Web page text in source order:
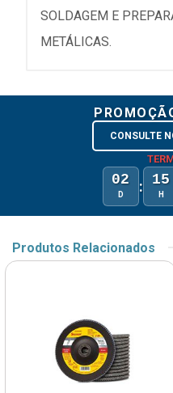
SOLDAGEM E
METÁLICAS.
CONSULTE
02
D : 15
H
Produtos Relacionados